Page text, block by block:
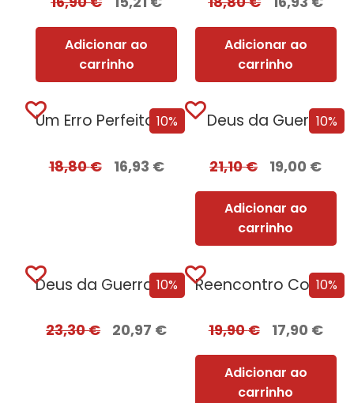
Adicionar ao
carrinho
Adicionar ao
carrinho
10%
Um Erro Perfeito – Edição com EDGES
18,80€ 16,93 €
10%
Deus da Guerra
21,10€ 19,00 €
Adicionar ao
carrinho
10%
Deus da Guerra Edição com EDGES
23,30€ 20,97 €
10%
Reencontro Com o Passado – [Nova Edição]
19,90€ 17,90 €
Adicionar ao
carrinho